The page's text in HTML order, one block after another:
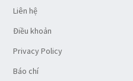
Liên hệ
Điều khoản
Privacy Policy
Báo chí